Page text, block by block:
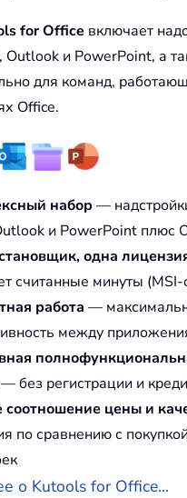
for Office включает
Outlook и PowerPoint, а
для команд,
Office.
набор —
и PowerPoint плюс
одна
считанные минуты
работа —
между
— без регистрации и
цены и
по сравнению с
о Kutools for Office...